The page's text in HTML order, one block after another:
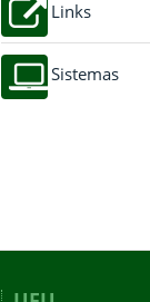
Links
Sistemas